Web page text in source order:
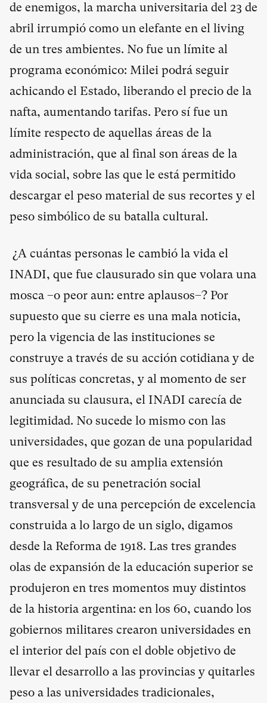
de enemigos, la marcha universitaria del 23 de
abril irrumpió como un elefante en el living
de un tres ambientes. No fue un límite al
programa económico: Milei podrá seguir
achicando el Estado, liberando el precio de la
nafta, aumentando tarifas. Pero sí fue un
límite respecto de aquellas áreas de la
administración, que al final son áreas de la
vida social, sobre las que le está permitido
descargar el peso material de sus recortes y el
peso simbólico de su batalla cultural.
¿A cuántas personas le cambió la vida el
INADI, que fue clausurado sin que volara una
mosca –o peor aun: entre aplausos–? Por
supuesto que su cierre es una mala noticia,
pero la vigencia de las instituciones se
construye a través de su acción cotidiana y de
sus políticas concretas, y al momento de ser
anunciada su clausura, el INADI carecía de
legitimidad. No sucede lo mismo con las
universidades, que gozan de una popularidad
que es resultado de su amplia extensión
geográfica, de su penetración social
transversal y de una percepción de excelencia
construida a lo largo de un siglo, digamos
desde la Reforma de 1918. Las tres grandes
olas de expansión de la educación superior se
produjeron en tres momentos muy distintos
de la historia argentina: en los 60, cuando los
gobiernos militares crearon universidades en
el interior del país con el doble objetivo de
llevar el desarrollo a las provincias y quitarles
peso a las universidades tradicionales,